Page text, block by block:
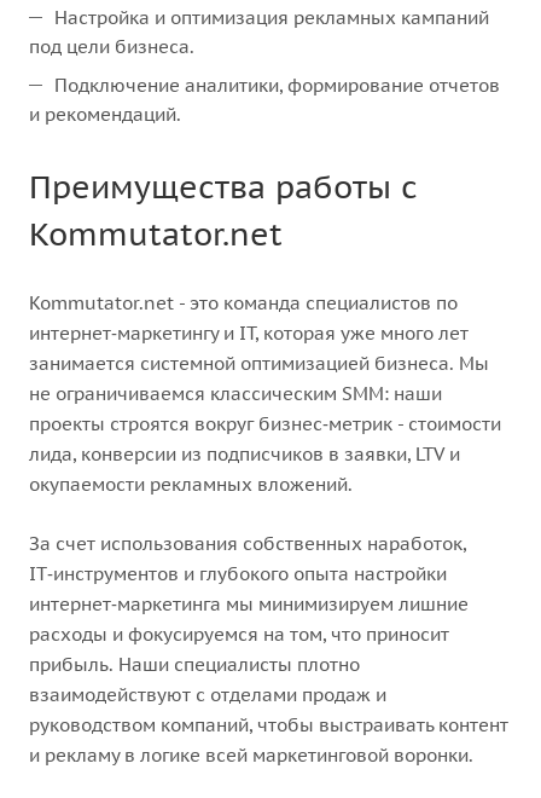
Настройка и оптимизация рекламных кампаний
под цели бизнеса.
Подключение аналитики, формирование отчетов
и рекомендаций.
Преимущества работы с
Kommutator.net
Kommutator.net - это команда специалистов по
интернет‑маркетингу и IT, которая уже много лет
занимается системной оптимизацией бизнеса. Мы
не ограничиваемся классическим SMM: наши
проекты строятся вокруг бизнес‑метрик - стоимости
лида, конверсии из подписчиков в заявки, LTV и
окупаемости рекламных вложений.
За счет использования собственных наработок,
IT‑инструментов и глубокого опыта настройки
интернет‑маркетинга мы минимизируем лишние
расходы и фокусируемся на том, что приносит
прибыль. Наши специалисты плотно
взаимодействуют с отделами продаж и
руководством компаний, чтобы выстраивать контент
и рекламу в логике всей маркетинговой воронки.